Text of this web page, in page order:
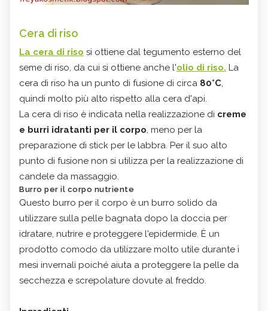
Cera di riso
La cera di riso si ottiene dal tegumento esterno del
seme di riso, da cui si ottiene anche l'olio di riso. La
cera di riso ha un punto di fusione di circa 80°C,
quindi molto più alto rispetto alla cera d'api.
La cera di riso è indicata nella realizzazione di creme
e burri idratanti per il corpo, meno per la
preparazione di stick per le labbra. Per il suo alto
punto di fusione non si utilizza per la realizzazione di
candele da massaggio.
Burro per il corpo nutriente
Questo burro per il corpo è un burro solido da
utilizzare sulla pelle bagnata dopo la doccia per
idratare, nutrire e proteggere l'epidermide. È un
prodotto comodo da utilizzare molto utile durante i
mesi invernali poiché aiuta a proteggere la pelle da
secchezza e screpolature dovute al freddo.